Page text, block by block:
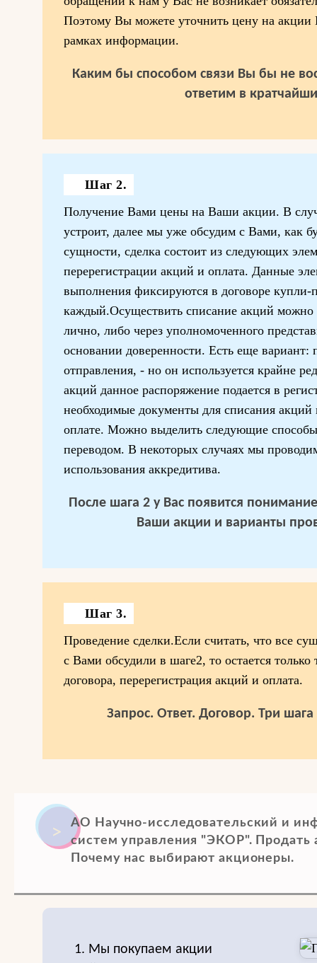
Поэтому Вы можете уточнить цену на
рамках информации.
Каким бы способом связи Вы бы не
ответим в
Шаг 2.
Получение Вами цены на Ваши акции. В
устроит, далее мы уже обсудим с Вами, как
сущности, сделка состоит из следующих
перерегистрации акций и оплата. Данные
выполнения фиксируются в договоре
каждый.Осуществить списание акций можно
лично, либо через уполномоченного
основании доверенности. Есть еще вариант:
отправления, - но он используется крайне
акций данное распоряжение подается в
необходимые документы для списания
оплате. Можно выделить следующие
переводом. В некоторых случаях мы
использования аккредитива.
После шага 2 у Вас появится понимание
Ваши акции и варианты
Шаг 3.
Проведение сделки.Если считать, что все
с Вами обсудили в шаге2, то остается только
договора, перерегистрация акций и оплата.
Запрос. Ответ. Договор. Три
АО Научно-исследовательский и
систем управления "ЭКОР". Продать
Почему нас выбирают акционеры.
1. Мы покупаем акции